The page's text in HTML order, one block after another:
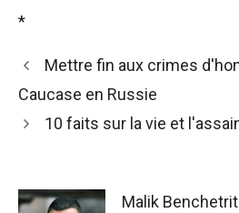
*
Mettre fin aux crimes
Caucase en Russie
10 faits sur la vie et
Malik Benchetrit